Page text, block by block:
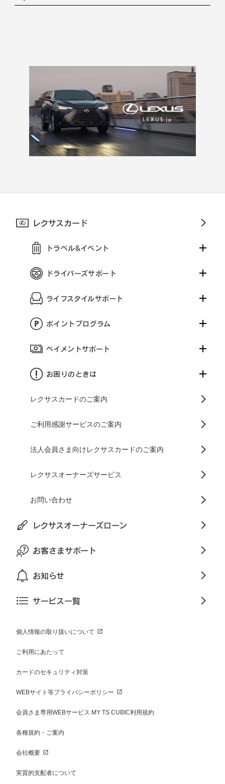
レクサスカード
トラベル&イベント
ドライバーズサポート
ライフスタイルサポート
ポイントプログラム
ペイメントサポート
お困りのときは
レクサスカードのご案内
ご利用感謝サービスのご案内
法人会員さま向けレクサスカードのご案内
レクサスオーナーズサービス
お問い合わせ
レクサスオーナーズローン
お客さまサポート
お知らせ
サービス一覧
個人情報の取り扱いについて
ご利用にあたって
カードのセキュリティ対策
WEBサイト等プライバシーポリシー
会員さま専用WEBサービス MY TS CUBIC利用規約
各種規約・ご案内
会社概要
実質的支配者について